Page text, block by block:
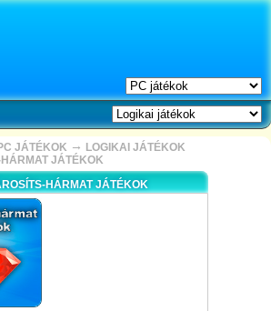
JÁTÉKOK → LOGIKAI JÁTÉKOK
JÁTÉKOK
HÁRMAT JÁTÉKOK